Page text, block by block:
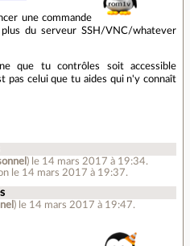
une commande
du serveur SSH/VNC/whatever
que tu contrôles soit accessible
pas celui que tu aides qui n'y connaît
) le 14 mars 2017 à 19:34.
le 14 mars 2017 à 19:37.
) le 14 mars 2017 à 19:47.